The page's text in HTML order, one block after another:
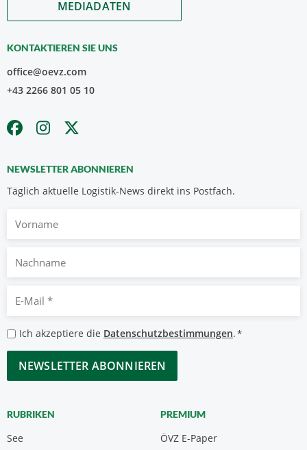
MEDIADATEN
KONTAKTIEREN SIE UNS
office@oevz.com
+43 2266 801 05 10
NEWSLETTER ABONNIEREN
Täglich aktuelle Logistik-News direkt ins Postfach.
Nachname
Mail
*
Datenschutzbestimmungen
*
Ich akzeptiere die Datenschutzbestimmungen.*
CAPTCHA
RUBRIKEN
See
PREMIUM
ÖVZ E-Paper